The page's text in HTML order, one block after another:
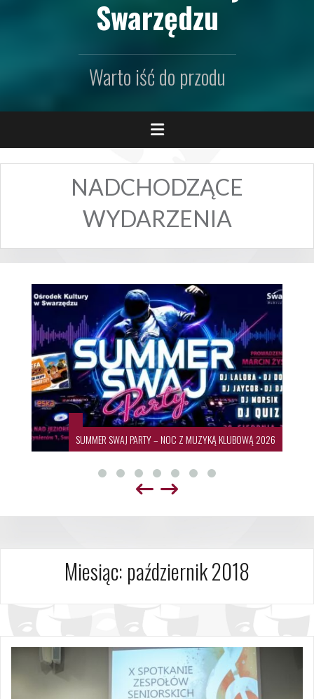
Swarzędzu
Warto iść do przodu
NADCHODZĄCE
WYDARZENIA
SUMMER SWAJ PARTY – NOC Z MUZYKĄ KLUBOWĄ 2026
Miesiąc: październik 2018